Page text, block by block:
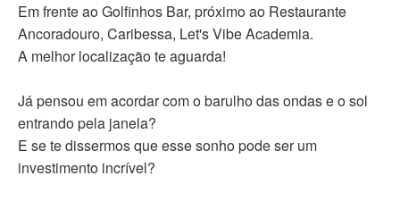
Em frente ao Golfinhos Bar, próximo ao Restaurante
Ancoradouro, Caribessa, Let's Vibe Academia.
A melhor localização te aguarda!
Já pensou em acordar com o barulho das ondas e o sol
entrando pela janela?
E se te dissermos que esse sonho pode ser um
investimento incrível?